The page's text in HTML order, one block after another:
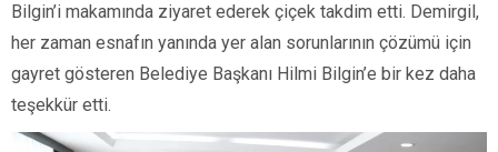
Bilgin’i makamında ziyaret ederek çiçek takdim etti. Demirgil,
her zaman esnafın yanında yer alan sorunlarının çözümü için
gayret gösteren Belediye Başkanı Hilmi Bilgin’e bir kez daha
teşekkür etti.